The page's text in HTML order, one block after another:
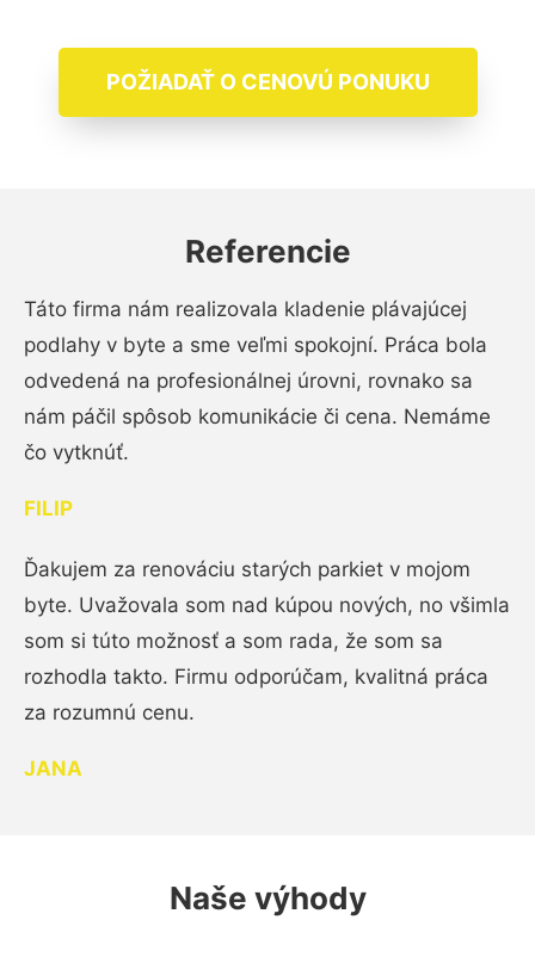
POŽIADAŤ O CENOVÚ PONUKU
Referencie
Táto firma nám realizovala kladenie plávajúcej
podlahy v byte a sme veľmi spokojní. Práca bola
odvedená na profesionálnej úrovni, rovnako sa
nám páčil spôsob komunikácie či cena. Nemáme
čo vytknúť.
FILIP
Ďakujem za renováciu starých parkiet v mojom
byte. Uvažovala som nad kúpou nových, no všimla
som si túto možnosť a som rada, že som sa
rozhodla takto. Firmu odporúčam, kvalitná práca
za rozumnú cenu.
JANA
Naše výhody